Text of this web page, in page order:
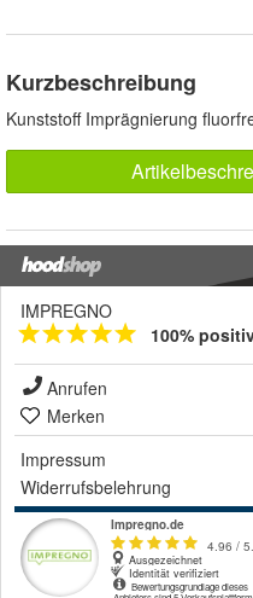
Kurzbeschreibung
Kunststoff Imprägnierung
IMPREGNO
100%
Anrufen
Merken
Impressum
Widerrufsbelehrung